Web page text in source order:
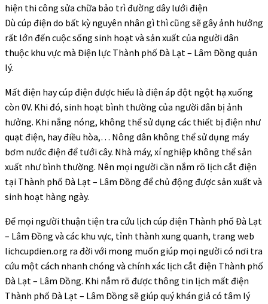
hiện thi công sửa chữa bảo trì đường dây lưới điện
Dù cúp điện do bất kỳ nguyên nhân gì thì cũng sẽ gây ảnh hưởng
rất lớn đến cuộc sống sinh hoạt và sản xuất của người dân
thuộc khu vực mà Điện lực Thành phố Đà Lạt – Lâm Đồng quản
lý.
Mất điện hay cúp điện được hiểu là điện áp đột ngột hạ xuống
còn 0V. Khi đó, sinh hoạt bình thường của người dân bị ảnh
hưởng. Khi nắng nóng, không thể sử dụng các thiết bị điện như
quạt điện, hay điều hòa,… Nông dân không thể sử dụng máy
bơm nước điện để tưới cây. Nhà máy, xí nghiệp không thể sản
xuất như bình thường. Nên mọi người cần nắm rõ lịch cắt điện
tại Thành phố Đà Lạt – Lâm Đồng để chủ động được sản xuất và
sinh hoạt hàng ngày.
Để mọi người thuận tiện tra cứu lịch cúp điện Thành phố Đà Lạt
– Lâm Đồng và các khu vực, tỉnh thành xung quanh, trang web
lichcupdien.org ra đời với mong muốn giúp mọi người có nơi tra
cứu một cách nhanh chóng và chính xác lịch cắt điện Thành phố
Đà Lạt – Lâm Đồng. Khi nắm rõ được thông tin lịch mất điện
Thành phố Đà Lạt – Lâm Đồng sẽ giúp quý khán giả có tâm lý